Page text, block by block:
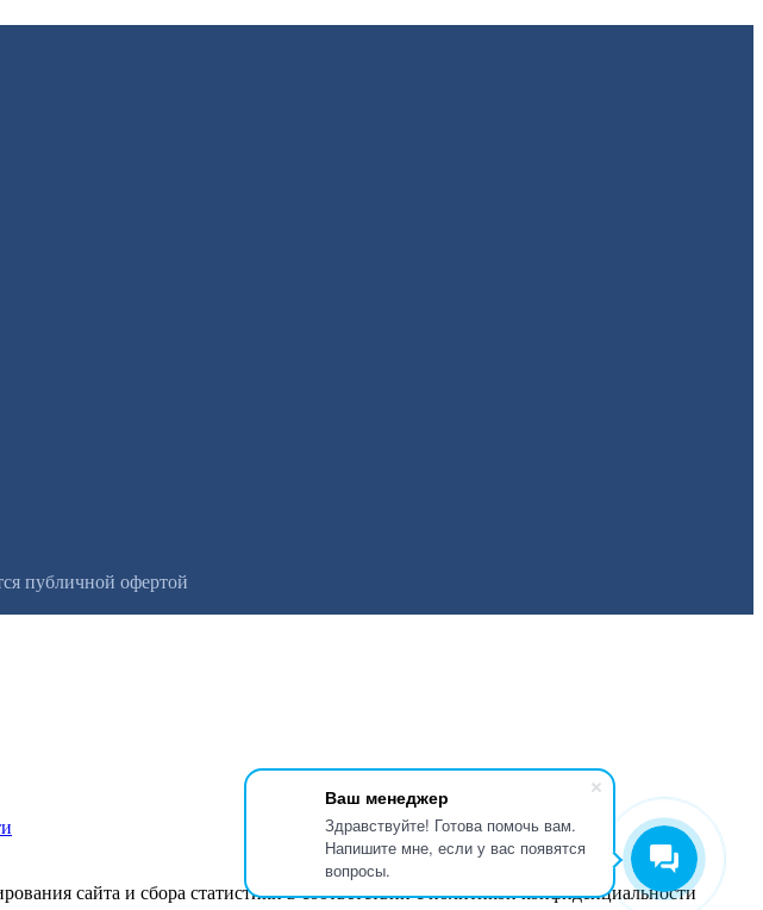
Ваш менеджер
Здравствуйте! Готова помочь вам.
Напишите мне, если у вас появятся
вопросы.
публичной офертой
сайта и сбора статистики в соответствии сполитикой конфиденциальности